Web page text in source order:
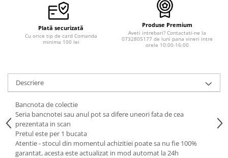
Plată securizată
Cu orice tip de card Comanda
minima 100 lei
Produse Premium
Aveti intrebari? Contactati-ne la
0732805177 de luni pana vineri intre
orele 10:00-16:00
Descriere
Bancnota de colectie
Seria bancnotei sau anul pot sa difere uneori fata de cea
prezentata in scan
Pretul este per 1 bucata
Atentie - stocul din momentul achizitiei poate sa nu fie 100%
garantat, acesta este actualizat in mod automat la 24h